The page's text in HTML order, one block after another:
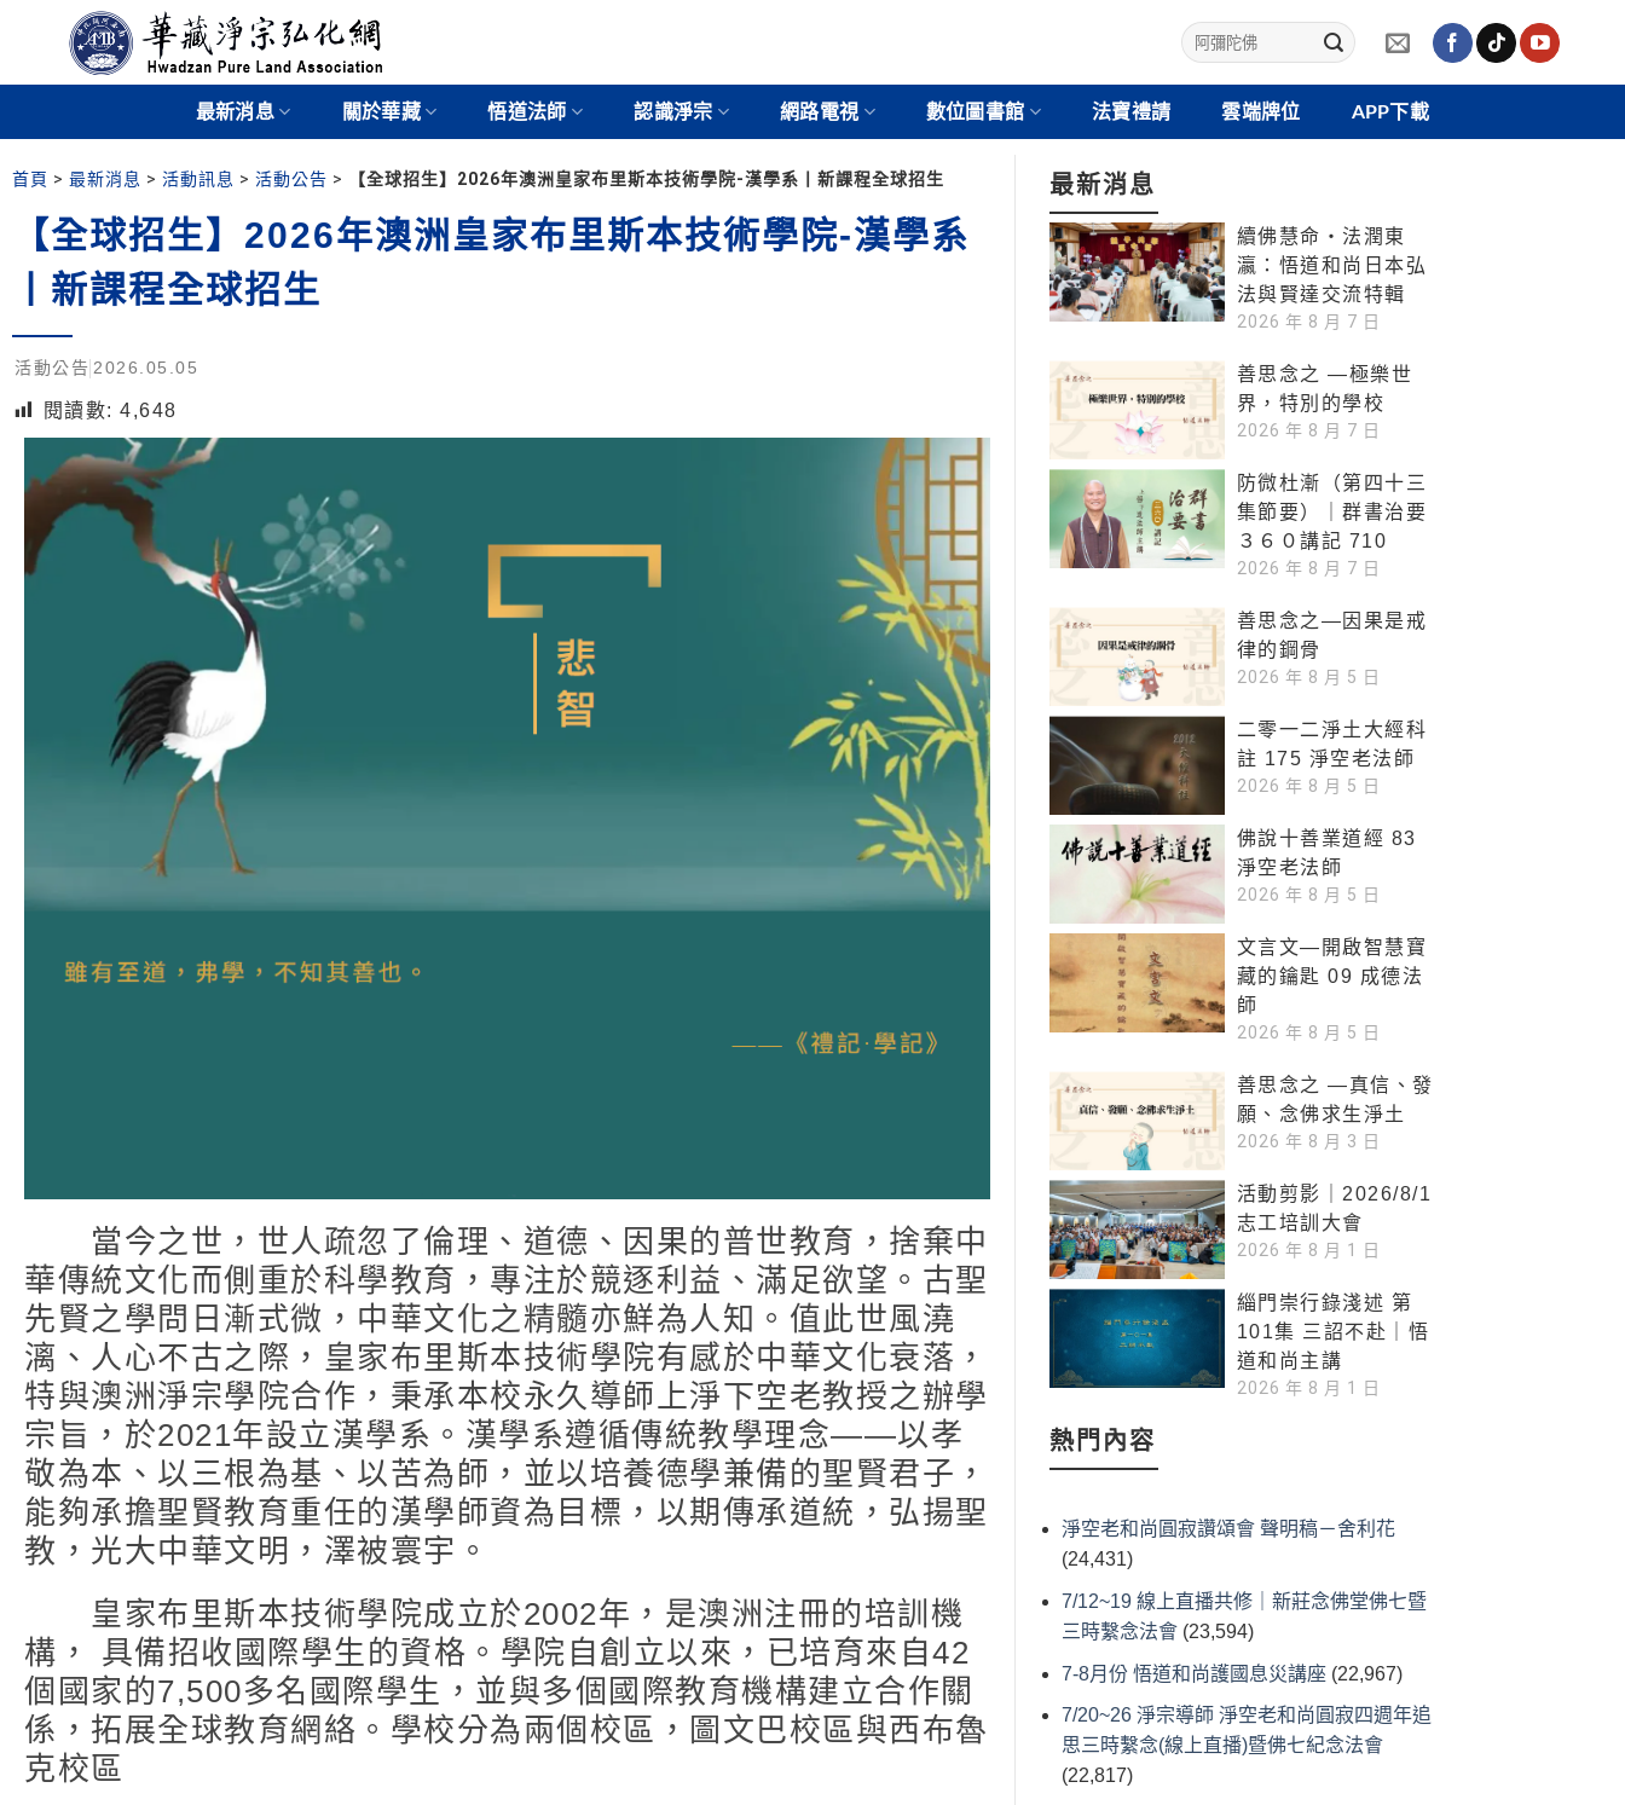
最新消息 關於華藏 悟道法師 認識淨宗 網路電視 數位圖書館 法寶禮請 雲端牌位 APP下載
首頁 > 最新消息 > 活動訊息 > 活動公告 > 【全球招生】2026年澳洲皇家布里斯本技術學院-漢學系丨新課程全球招生
【全球招生】2026年澳洲皇家布里斯本技術學院-漢學系
丨新課程全球招生
活動公告 2026.05.05
閱讀數: 4,648
當今之世，世人疏忽了倫理、道德、因果的普世教育，捨棄中
華傳統文化而側重於科學教育，專注於競逐利益、滿足欲望。古聖
先賢之學問日漸式微，中華文化之精髓亦鮮為人知。值此世風澆
漓、人心不古之際，皇家布里斯本技術學院有感於中華文化衰落，
特與澳洲淨宗學院合作，秉承本校永久導師上淨下空老教授之辦學
宗旨，於2021年設立漢學系。漢學系遵循傳統教學理念——以孝
敬為本、以三根為基、以苦為師，並以培養德學兼備的聖賢君子，
能夠承擔聖賢教育重任的漢學師資為目標，以期傳承道統，弘揚聖
教，光大中華文明，澤被寰宇。
皇家布里斯本技術學院成立於2002年，是澳洲注冊的培訓機
構， 具備招收國際學生的資格。學院自創立以來，已培育來自42
個國家的7,500多名國際學生，並與多個國際教育機構建立合作關
係，拓展全球教育網絡。學校分為兩個校區，圖文巴校區與西布魯
克校區
最新消息
續佛慧命‧法潤東
瀛：悟道和尚日本弘
法與賢達交流特輯
2026 年 8 月 7 日
善思念之 —極樂世
界，特別的學校
2026 年 8 月 7 日
防微杜漸（第四十三
集節要）｜群書治要
３６０講記 710
2026 年 8 月 7 日
善思念之—因果是戒
律的鋼骨
2026 年 8 月 5 日
二零一二淨土大經科
註 175 淨空老法師
2026 年 8 月 5 日
佛說十善業道經 83
淨空老法師
2026 年 8 月 5 日
文言文—開啟智慧寶
藏的鑰匙 09 成德法
師
2026 年 8 月 5 日
善思念之 —真信、發
願、念佛求生淨土
2026 年 8 月 3 日
活動剪影｜2026/8/1
志工培訓大會
2026 年 8 月 1 日
緇門崇行錄淺述 第
101集 三詔不赴｜悟
道和尚主講
2026 年 8 月 1 日
熱門內容
淨空老和尚圓寂讚頌會 聲明稿－舍利花
(24,431)
7/12~19 線上直播共修｜新莊念佛堂佛七暨
三時繫念法會 (23,594)
7-8月份 悟道和尚護國息災講座 (22,967)
7/20~26 淨宗導師 淨空老和尚圓寂四週年追
思三時繫念(線上直播)暨佛七紀念法會
(22,817)